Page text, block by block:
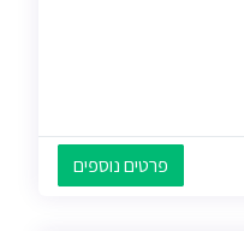
פרטים נוספים